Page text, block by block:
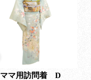
ママ用訪問着 D